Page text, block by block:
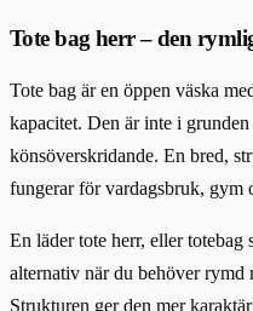
Tote bag herr – den
Tote bag är en öppen väska
kapacitet. Den är inte i
könsöverskridande. En bred,
fungerar för vardagsbruk, gym
En läder tote herr, eller totebag
alternativ när du behöver
Strukturen ger den mer